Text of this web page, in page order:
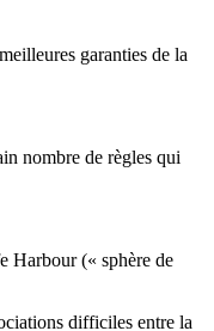
garanties de la
nombre de règles qui
Harbour (« sphère de
difficiles entre la